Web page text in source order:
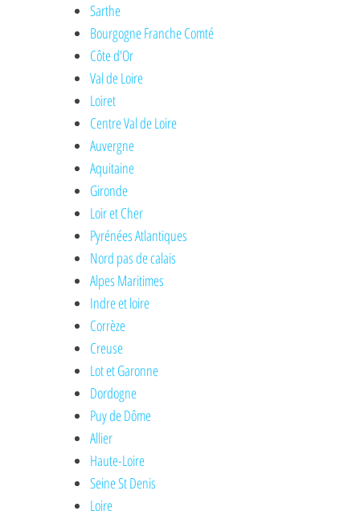
Sarthe
Bourgogne Franche Comté
Côte d'Or
Val de Loire
Loiret
Centre Val de Loire
Auvergne
Aquitaine
Gironde
Loir et Cher
Pyrénées Atlantiques
Nord pas de calais
Alpes Maritimes
Indre et loire
Corrèze
Creuse
Lot et Garonne
Dordogne
Puy de Dôme
Allier
Haute-Loire
Seine St Denis
Loire